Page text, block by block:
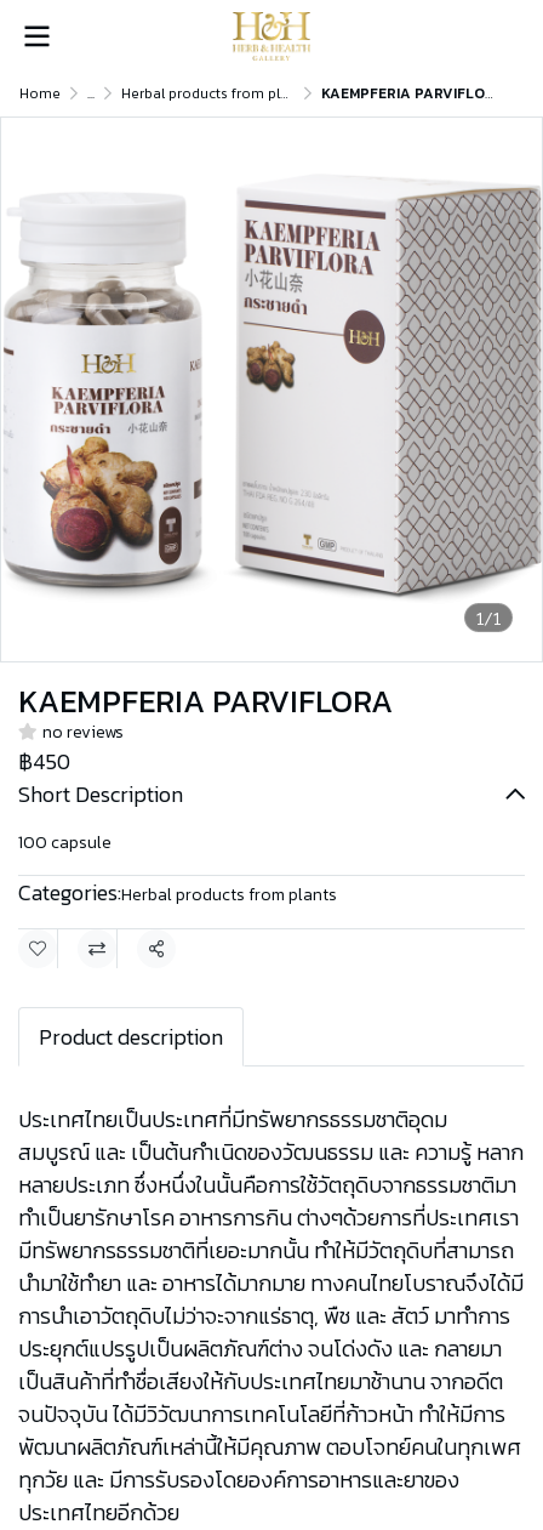
Home ... Herbal products from plants KAEMPFERIA PARVIFLORA
1/1
KAEMPFERIA PARVIFLORA
no reviews
฿450
Short Description
100 capsule
Categories:Herbal products from plants
Share
Product description
ประเทศไทยเป็นประเทศที่มีทรัพยากรธรรมชาติอุดม
สมบูรณ์ และ เป็นต้นกำเนิดของวัฒนธรรม และ ความรู้ หลาก
หลายประเภท ซึ่งหนึ่งในนั้นคือการใช้วัตถุดิบจากธรรมชาติมา
ทำเป็นยารักษาโรค อาหารการกิน ต่างๆด้วยการที่ประเทศเรา
มีทรัพยากรธรรมชาติที่เยอะมากนั้น ทำให้มีวัตถุดิบที่สามารถ
นำมาใช้ทำยา และ อาหารได้มากมาย ทางคนไทยโบราณจึงได้มี
การนำเอาวัตถุดิบไม่ว่าจะจากแร่ธาตุ, พืช และ สัตว์ มาทำการ
ประยุกต์แปรรูปเป็นผลิตภัณฑ์ต่าง จนโด่งดัง และ กลายมา
เป็นสินค้าที่ทำชื่อเสียงให้กับประเทศไทยมาช้านาน จากอดีต
จนปัจจุบัน ได้มีวิวัฒนาการเทคโนโลยีที่ก้าวหน้า ทำให้มีการ
พัฒนาผลิตภัณฑ์เหล่านี้ให้มีคุณภาพ ตอบโจทย์คนในทุกเพศ
ทุกวัย และ มีการรับรองโดยองค์การอาหารและยาของ
ประเทศไทยอีกด้วย